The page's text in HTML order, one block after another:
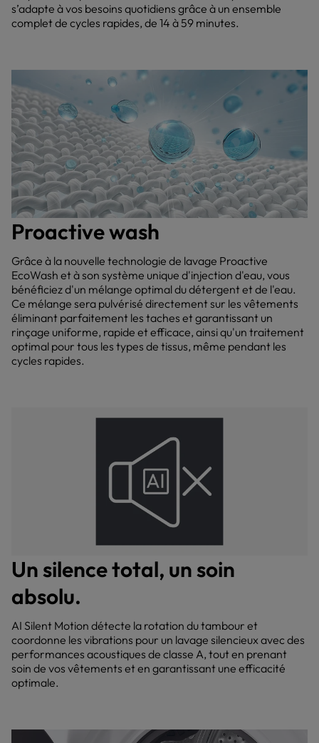
s’adapte à vos besoins quotidiens grâce à un ensemble
complet de cycles rapides, de 14 à 59 minutes.
Proactive wash
Grâce à la nouvelle technologie de lavage Proactive
EcoWash et à son système unique d'injection d'eau, vous
bénéficiez d'un mélange optimal du détergent et de l'eau.
Ce mélange sera pulvérisé directement sur les vêtements
éliminant parfaitement les taches et garantissant un
rinçage uniforme, rapide et efficace, ainsi qu'un traitement
optimal pour tous les types de tissus, même pendant les
cycles rapides.
Un silence total, un soin
absolu.
AI Silent Motion détecte la rotation du tambour et
coordonne les vibrations pour un lavage silencieux avec des
performances acoustiques de classe A, tout en prenant
soin de vos vêtements et en garantissant une efficacité
optimale.